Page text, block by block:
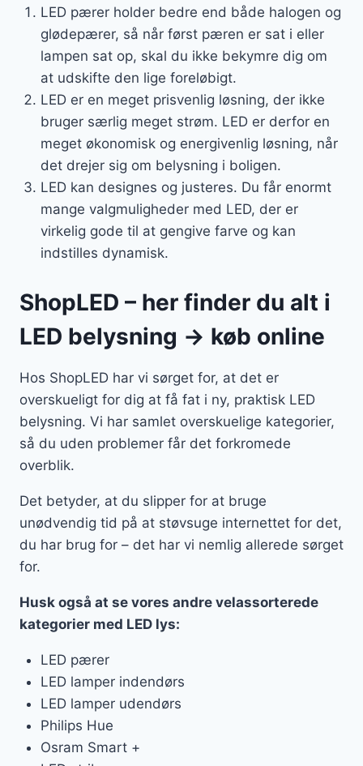
LED pærer holder bedre end både halogen og
glødepærer, så når først pæren er sat i eller
lampen sat op, skal du ikke bekymre dig om
at udskifte den lige foreløbigt.
LED er en meget prisvenlig løsning, der ikke
bruger særlig meget strøm. LED er derfor en
meget økonomisk og energivenlig løsning, når
det drejer sig om belysning i boligen.
LED kan designes og justeres. Du får enormt
mange valgmuligheder med LED, der er
virkelig gode til at gengive farve og kan
indstilles dynamisk.
ShopLED – her finder du alt i
LED belysning → køb online
Hos ShopLED har vi sørget for, at det er
overskueligt for dig at få fat i ny, praktisk LED
belysning. Vi har samlet overskuelige kategorier,
så du uden problemer får det forkromede
overblik.
Det betyder, at du slipper for at bruge
unødvendig tid på at støvsuge internettet for det,
du har brug for – det har vi nemlig allerede sørget
for.
Husk også at se vores andre velassorterede
kategorier med LED lys:
LED pærer
LED lamper indendørs
LED lamper udendørs
Philips Hue
Osram Smart +